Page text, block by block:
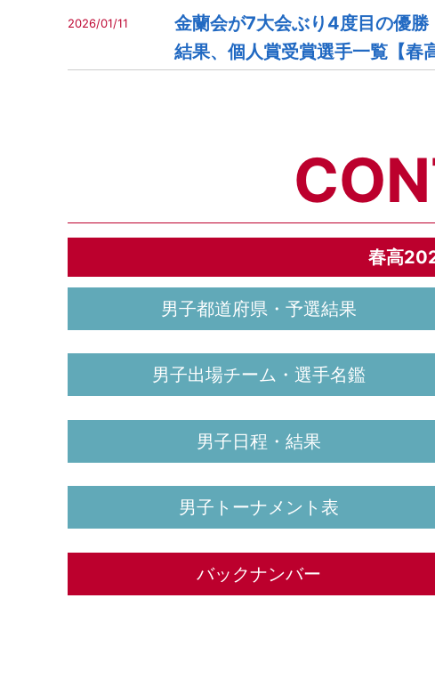
2026/01/11
金蘭会が7大会ぶり4度目の優
結果、個人賞受賞選手一覧【春
春高
男子都道府県・予選結果
男子出場チーム・選手名鑑
男子日程・結果
男子トーナメント表
バックナンバー